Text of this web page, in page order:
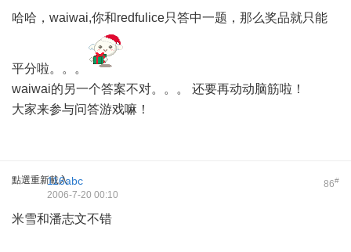
哈哈，waiwai,你和redfulice只答中一题，那么奖品就只能
平分啦。。。
waiwai的另一个答案不对。。。 还要再动动脑筋啦！
大家来参与问答游戏嘛！
點選重新載入 86#
116abc
2006-7-20 00:10
米雪和潘志文不错